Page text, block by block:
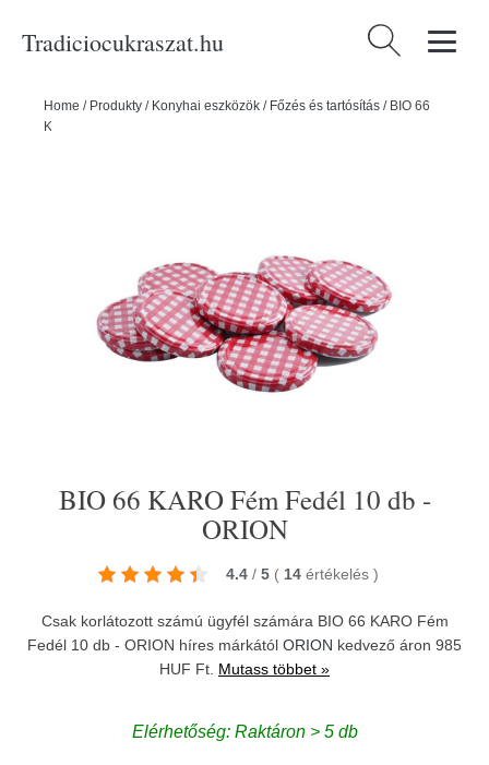
Tradiciocukraszat.hu Keresés:
Home / Produkty / Konyhai eszközök / Főzés és tartósítás / BIO 66
KARO Fém Fedél 10 db - ORION
BIO 66 KARO Fém Fedél 10 db -
ORION
4.4 / 5 ( 14 értékelés )
Csak korlátozott számú ügyfél számára BIO 66 KARO Fém
Fedél 10 db - ORION híres márkától ORION kedvező áron 985
HUF Ft. Mutass többet »
Elérhetőség: Raktáron > 5 db